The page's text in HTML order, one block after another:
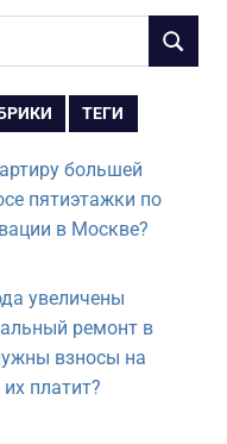
ПОИСК
ТЕГИ
большей
пятиэтажки по
в Москве?
увеличены
ремонт в
взносы на
платит?